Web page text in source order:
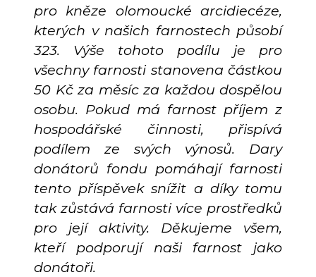
pro kněze olomoucké arcidiecéze,
kterých v našich farnostech působí
323. Výše tohoto podílu je pro
všechny farnosti stanovena částkou
50 Kč za měsíc za každou dospělou
osobu. Pokud má farnost příjem z
hospodářské činnosti, přispívá
podílem ze svých výnosů. Dary
donátorů fondu pomáhají farnosti
tento příspěvek snížit a díky tomu
tak zůstává farnosti více prostředků
pro její aktivity. Děkujeme všem,
kteří podporují naši farnost jako
donátoři.